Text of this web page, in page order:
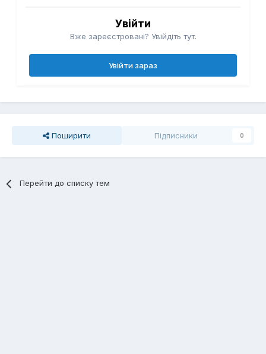
Увійти
Вже зареєстровані? Увійдіть тут.
Увійти зараз
Поширити Підписники 0
Перейти до списку тем